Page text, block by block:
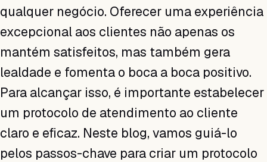
qualquer negócio. Oferecer uma experiência
excepcional aos clientes não apenas os
mantém satisfeitos, mas também gera
lealdade e fomenta o boca a boca positivo.
Para alcançar isso, é importante estabelecer
um protocolo de atendimento ao cliente
claro e eficaz. Neste blog, vamos guiá-lo
pelos passos-chave para criar um protocolo